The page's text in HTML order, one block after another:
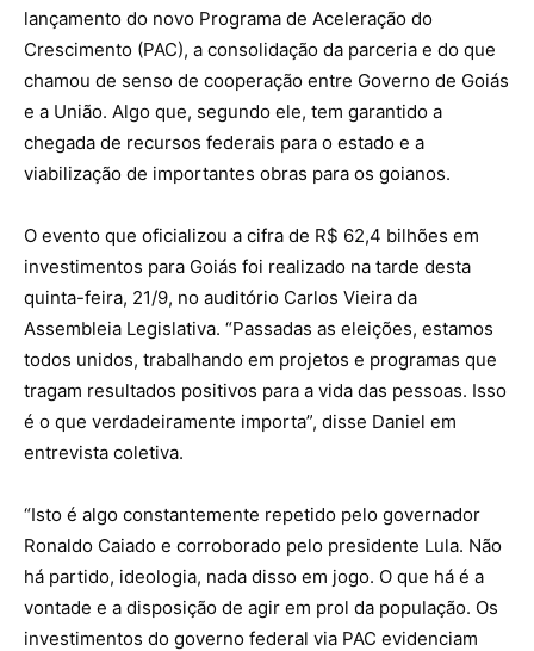
lançamento do novo Programa de Aceleração do
Crescimento (PAC), a consolidação da parceria e do que
chamou de senso de cooperação entre Governo de Goiás
e a União. Algo que, segundo ele, tem garantido a
chegada de recursos federais para o estado e a
viabilização de importantes obras para os goianos.
O evento que oficializou a cifra de R$ 62,4 bilhões em
investimentos para Goiás foi realizado na tarde desta
quinta-feira, 21/9, no auditório Carlos Vieira da
Assembleia Legislativa. “Passadas as eleições, estamos
todos unidos, trabalhando em projetos e programas que
tragam resultados positivos para a vida das pessoas. Isso
é o que verdadeiramente importa”, disse Daniel em
entrevista coletiva.
“Isto é algo constantemente repetido pelo governador
Ronaldo Caiado e corroborado pelo presidente Lula. Não
há partido, ideologia, nada disso em jogo. O que há é a
vontade e a disposição de agir em prol da população. Os
investimentos do governo federal via PAC evidenciam